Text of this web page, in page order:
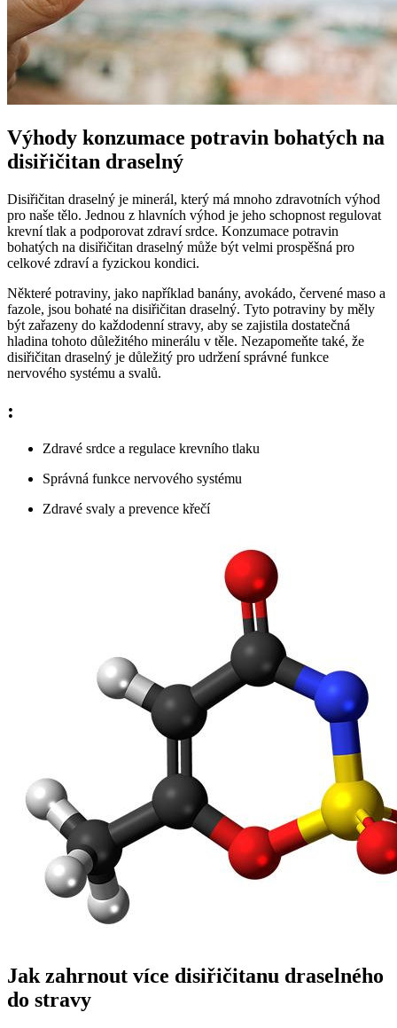
Výhody konzumace potravin bohatých na
disiřičitan draselný
Disiřičitan draselný je minerál, který má mnoho zdravotních výhod
pro naše tělo. Jednou z hlavních výhod je jeho schopnost regulovat
krevní tlak a podporovat zdraví srdce. Konzumace potravin
bohatých na disiřičitan draselný může být velmi prospěšná pro
celkové zdraví a fyzickou kondici.
Některé potraviny, jako například banány, avokádo, červené maso a
fazole, jsou bohaté na disiřičitan draselný. Tyto potraviny by měly
být zařazeny do každodenní stravy, aby se zajistila dostatečná
hladina tohoto důležitého minerálu v těle. Nezapomeňte také, že
disiřičitan draselný je důležitý pro udržení správné funkce
nervového systému a svalů.
:
Zdravé srdce a regulace krevního tlaku
Správná funkce nervového systému
Zdravé svaly a prevence křečí
Jak zahrnout více disiřičitanu draselného
do stravy